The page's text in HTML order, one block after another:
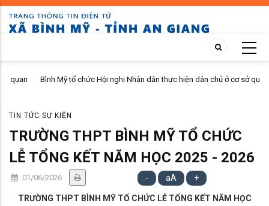
Skip
main
Bình Mỹ tổ chức Hội nghị Nhân dân thực hiện dân chủ ở cơ sở quý II
TIN TỨC SỰ KIỆN
TRƯỜNG THPT BÌNH MỸ TỔ CHỨC
LỄ TỔNG KẾT NĂM HỌC 2025 - 2026
01/06/2026 - aA +
TRƯỜNG THPT BÌNH MỸ TỔ CHỨC LỄ TỔNG KẾT NĂM HỌC